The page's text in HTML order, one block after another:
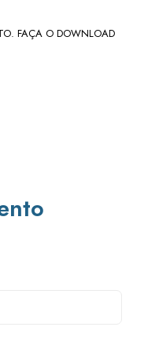
FAÇA O DOWNLOAD